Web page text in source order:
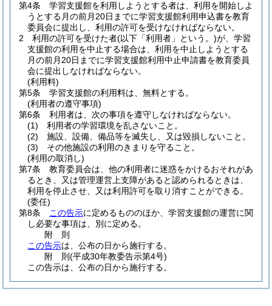
第4条
学習支援館を利用しようとする者は、利用を開始しよ
うとする月の前月20日までに学習支援館利用申込書を教育
委員会に提出し、利用の許可を受けなければならない。
2
利用の許可を受けた者(以下「利用者」という。)が、学習
支援館の利用を中止する場合は、利用を中止しようとする
月の前月20日までに学習支援館利用中止申請書を教育委員
会に提出しなければならない。
(利用料)
第5条
学習支援館の利用料は、無料とする。
(利用者の遵守事項)
第6条
利用者は、次の事項を遵守しなければならない。
(1)
利用者の学習環境を乱さないこと。
(2)
施設、設備、備品等を滅失し、又は毀損しないこと。
(3)
その他施設の利用のきまりを守ること。
(利用の取消し)
第7条
教育委員会は、他の利用者に迷惑をかけるおそれがあ
るとき、又は管理運営上支障があると認められるときは、
利用を停止させ、又は利用許可を取り消すことができる。
(委任)
第8条
この告示に定めるもののほか、学習支援館の運営に関
し必要な事項は、別に定める。
附 則
この告示は、公布の日から施行する。
附 則(平成30年教委告示第4号)
この告示は、公布の日から施行する。